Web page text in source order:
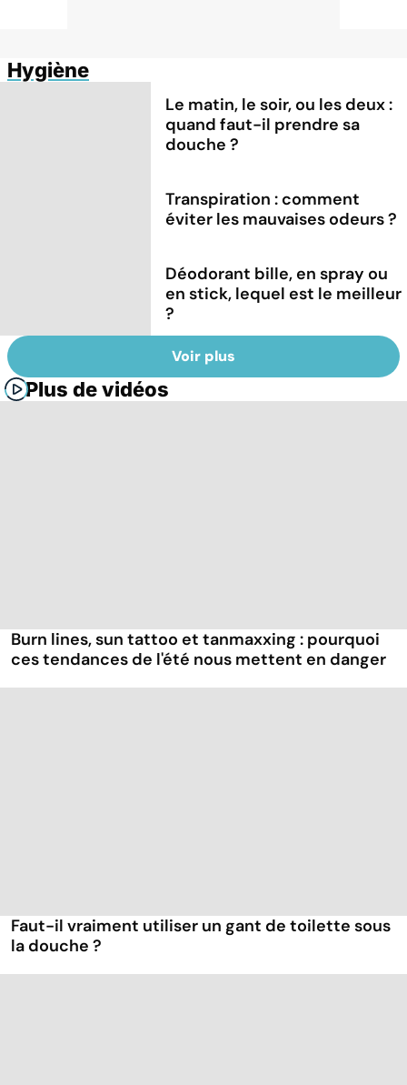
Hygiène
Le matin, le soir, ou les deux :
quand faut-il prendre sa
douche ?
Transpiration : comment
éviter les mauvaises odeurs ?
Déodorant bille, en spray ou
en stick, lequel est le meilleur
?
Voir plus
Plus de vidéos
Burn lines, sun tattoo et tanmaxxing : pourquoi
ces tendances de l'été nous mettent en danger
Faut-il vraiment utiliser un gant de toilette sous
la douche ?